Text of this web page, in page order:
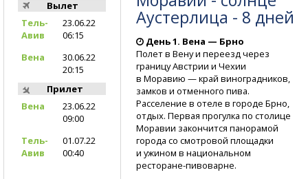
Аустерлица - 8 дней
День 1. Вена — Брно
Полет в Вену и переезд через
границу Австрии и Чехии
в Моравию — край виноградников,
замков и отменного пива.
Расселение в отеле в городе Брно,
отдых. Первая прогулка по столице
Моравии закончится панорамой
города со смотровой площадки
и ужином в национальном
ресторане-пивоварне.
Вылет
Тель-
Авив
23.06.22
06:15
Вена
30.06.22
20:15
Прилет
Вена
23.06.22
09:00
Тель-
Авив
01.07.22
00:40